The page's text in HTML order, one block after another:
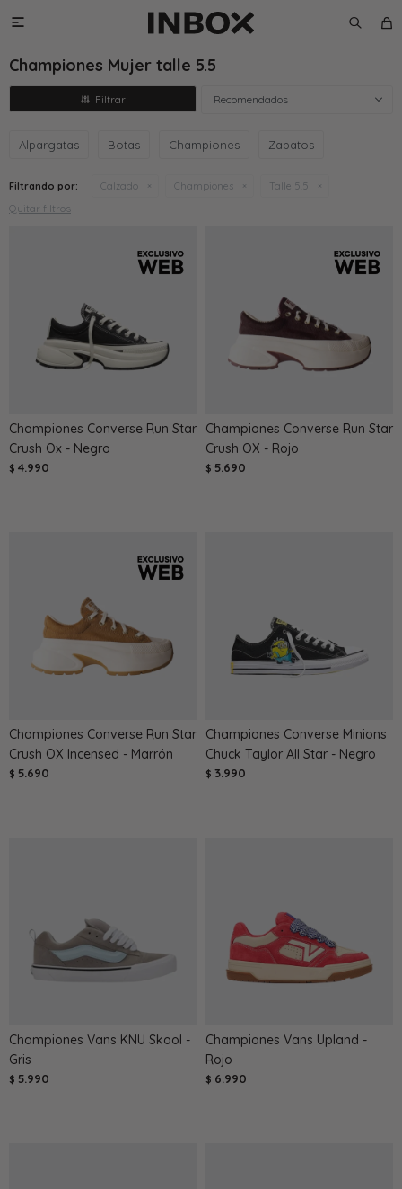

Championes Mujer talle 5.5
Recomendados
Alpargatas Botas Championes Zapatos
Filtrando por: Calzado Championes Talle 5.5
Quitar filtros
Championes Converse Run Star
Crush Ox - Negro
$ 4.990
Championes Converse Run Star
Crush OX - Rojo
$ 5.690
Championes Converse Run Star
Crush OX Incensed - Marrón
$ 5.690
Championes Converse Minions
Chuck Taylor All Star - Negro
$ 3.990
Championes Vans KNU Skool -
Gris
$ 5.990
Championes Vans Upland -
Rojo
$ 6.990